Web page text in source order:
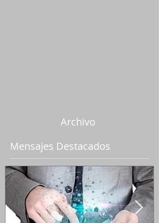
Archivo
Mensajes Destacados